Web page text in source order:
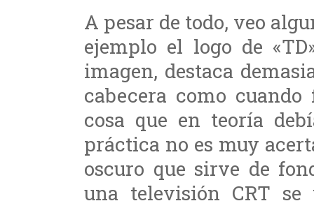
A pesar de todo, veo
ejemplo el logo de
imagen, destaca
cabecera como
cosa que en teoría
práctica no es muy
oscuro que sirve de
una televisión CRT se